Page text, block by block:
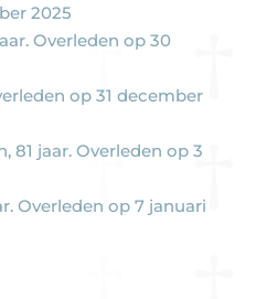
2025
Overleden op 30
op 31 december
81 jaar. Overleden op 3
Overleden op 7 januari